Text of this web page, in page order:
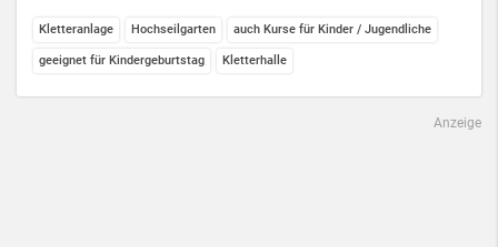
Kletteranlage Hochseilgarten auch Kurse für Kinder / Jugendliche
geeignet für Kindergeburtstag Kletterhalle
Anzeige